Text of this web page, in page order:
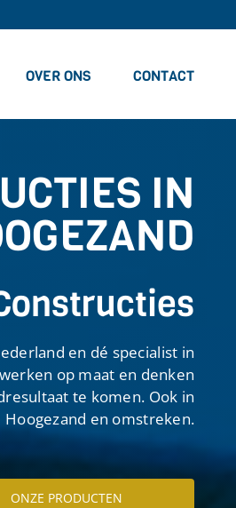
OVER ONS CONTACT
IN
en dé specialist in
op maat en denken
te komen. Ook in
Hoogezand en omstreken.
ONZE PRODUCTEN